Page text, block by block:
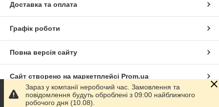
Доставка та оплата
Графік роботи
Повна версія сайту
Сайт створено на маркетплейсі Prom.ua
Політика конфіденційності
Зараз у компанії неробочий час. Замовлення та
повідомлення будуть оброблені з 09:00 найближчого
робочого дня (10.08).